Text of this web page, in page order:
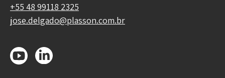
+55 48 99118 2325
jose.delgado@plasson.com.br